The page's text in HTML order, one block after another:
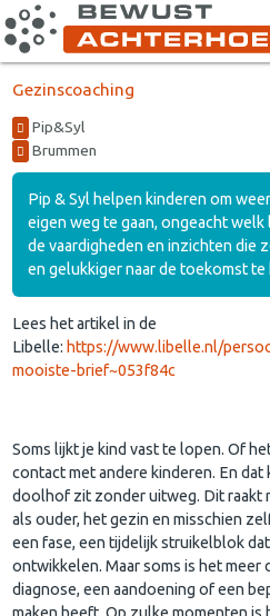
Gezinscoaching
Pip&Syl
Brummen
Pip & Syl helpen kinderen om
eigen weg te gaan, ongeacht
de vaardigheden en inzichten die
en gelukkiger naar de toekomst te
Lees het artikel in de
Libelle: https://www.libelle.nl/
mooiste-brief~053f84c
Soms lijkt je kind vast te lopen. Of
contact met andere kinderen. En
doolhof zit zonder uitweg. Dit raakt
als ouder, het gezin en misschien
een fase, een tijdelijk struikelblok
ontwikkelen. Maar soms is het meer
diagnose, een aandoening of een